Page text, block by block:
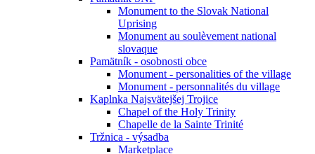
Monument to the Slovak National
Uprising
Monument au soulèvement national
slovaque
Pamätník - osobnosti obce
Monument - personalities of the village
Monument - personnalités du village
Kaplnka Najsvätejšej Trojice
Chapel of the Holy Trinity
Chapelle de la Sainte Trinité
Tržnica - výsadba
Marketplace